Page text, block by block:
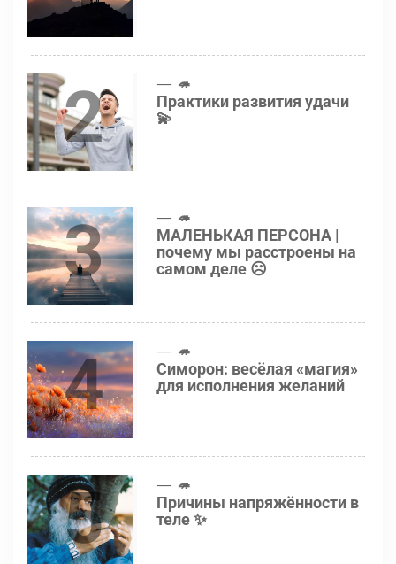
2 🦔
Практики развития удачи
💫
3 🦔
МАЛЕНЬКАЯ ПЕРСОНА |
почему мы расстроены на
самом деле ☹️
4 🦔
Симорон: весёлая «магия»
для исполнения желаний
5 🦔
Причины напряжённости в
теле ✨